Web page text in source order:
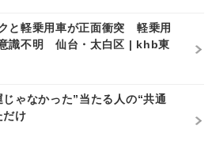
と軽乗用車が正面衝突 軽乗用
識不明 仙台・太白区 | khb東
じゃなかった”当たる人の“共通
だけ